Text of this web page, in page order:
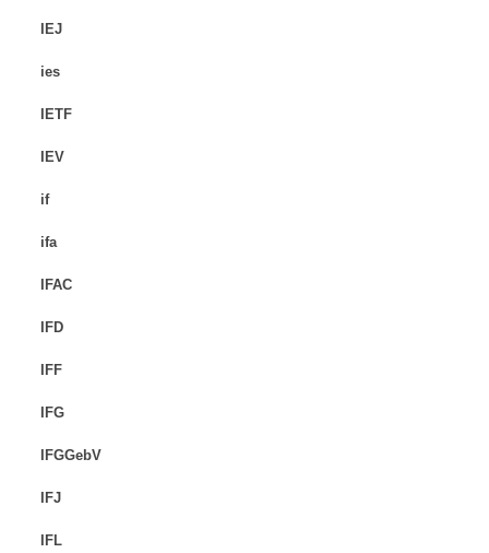
IEJ
ies
IETF
IEV
if
ifa
IFAC
IFD
IFF
IFG
IFGGebV
IFJ
IFL